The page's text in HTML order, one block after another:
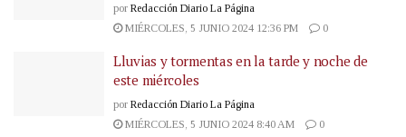
por Redacción Diario La Página
MIÉRCOLES, 5 JUNIO 2024 12:36 PM
0
Lluvias y tormentas en la tarde y noche de
este miércoles
por Redacción Diario La Página
MIÉRCOLES, 5 JUNIO 2024 8:40 AM
0